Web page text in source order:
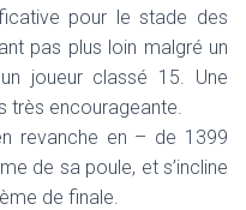
pour le stade des
pas plus loin malgré un
joueur classé 15. Une
très encourageante.
revanche en – de 1399
de sa poule, et s’incline
de finale.